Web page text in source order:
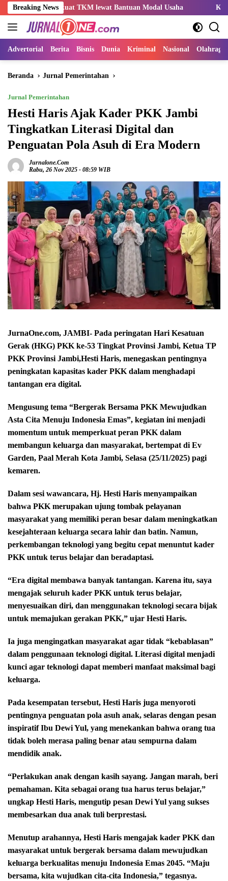
Langsung
ke
konten
Breaking News
TKM lewat Bantuan Modal Usaha Kemnaker
Advertorial Berita Bisnis Dunia Kriminal Nasional Olahraga
Beranda Jurnal Pemerintahan
Jurnal Pemerintahan
Hesti Haris Ajak Kader PKK Jambi
Tingkatkan Literasi Digital dan
Penguatan Pola Asuh di Era Modern
Jurnalone.com
Rabu, 26 Nov 2025 - 08:59 WIB
JurnaOne.com, JAMBI- Pada peringatan Hari Kesatuan
Gerak (HKG) PKK ke-53 Tingkat Provinsi Jambi, Ketua TP
PKK Provinsi Jambi,Hesti Haris, menegaskan pentingnya
peningkatan kapasitas kader PKK dalam menghadapi
tantangan era digital.
Mengusung tema “Bergerak Bersama PKK Mewujudkan
Asta Cita Menuju Indonesia Emas”, kegiatan ini menjadi
momentum untuk memperkuat peran PKK dalam
membangun keluarga dan masyarakat, bertempat di Ev
Garden, Paal Merah Kota Jambi, Selasa (25/11/2025) pagi
kemaren.
Dalam sesi wawancara, Hj. Hesti Haris menyampaikan
bahwa PKK merupakan ujung tombak pelayanan
masyarakat yang memiliki peran besar dalam meningkatkan
kesejahteraan keluarga secara lahir dan batin. Namun,
perkembangan teknologi yang begitu cepat menuntut kader
PKK untuk terus belajar dan beradaptasi.
“Era digital membawa banyak tantangan. Karena itu, saya
mengajak seluruh kader PKK untuk terus belajar,
menyesuaikan diri, dan menggunakan teknologi secara bijak
untuk memajukan gerakan PKK,” ujar Hesti Haris.
Ia juga mengingatkan masyarakat agar tidak “kebablasan”
dalam penggunaan teknologi digital. Literasi digital menjadi
kunci agar teknologi dapat memberi manfaat maksimal bagi
keluarga.
Pada kesempatan tersebut, Hesti Haris juga menyoroti
pentingnya penguatan pola asuh anak, selaras dengan pesan
inspiratif Ibu Dewi Yul, yang menekankan bahwa orang tua
tidak boleh merasa paling benar atau sempurna dalam
mendidik anak.
“Perlakukan anak dengan kasih sayang. Jangan marah, beri
pemahaman. Kita sebagai orang tua harus terus belajar,”
ungkap Hesti Haris, mengutip pesan Dewi Yul yang sukses
membesarkan dua anak tuli berprestasi.
Menutup arahannya, Hesti Haris mengajak kader PKK dan
masyarakat untuk bergerak bersama dalam mewujudkan
keluarga berkualitas menuju Indonesia Emas 2045. “Maju
bersama, kita wujudkan cita-cita Indonesia,” tegasnya.